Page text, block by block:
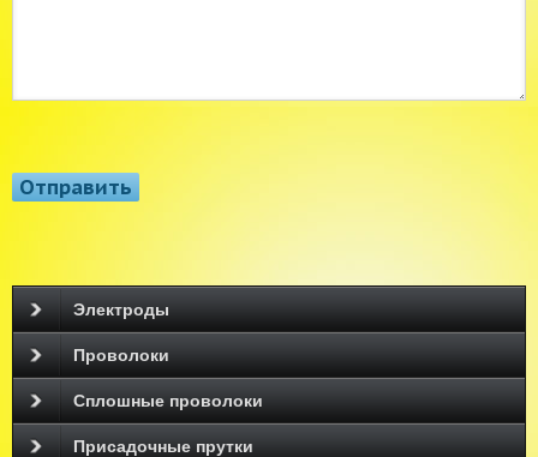
Электроды
Проволоки
Сплошные проволоки
Присадочные прутки